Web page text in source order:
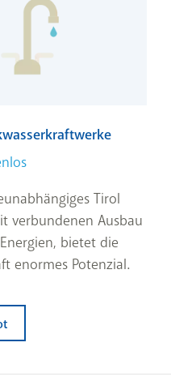
Tirol
verbundenen Ausbau
bietet die
enormes Potenzial.